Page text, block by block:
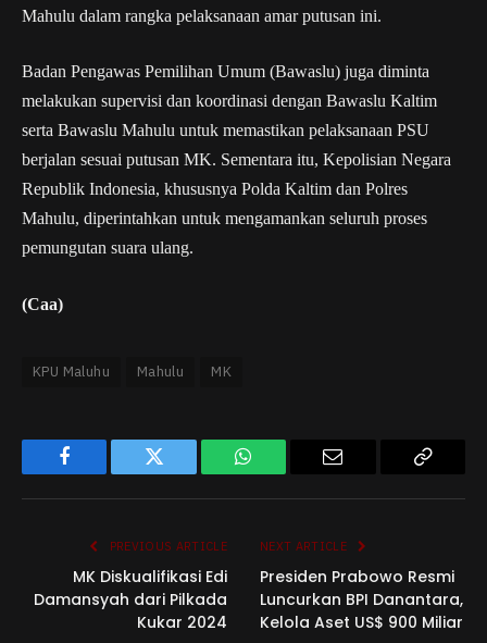
Mahulu dalam rangka pelaksanaan amar putusan ini.
Badan Pengawas Pemilihan Umum (Bawaslu) juga diminta
melakukan supervisi dan koordinasi dengan Bawaslu Kaltim
serta Bawaslu Mahulu untuk memastikan pelaksanaan PSU
berjalan sesuai putusan MK. Sementara itu, Kepolisian Negara
Republik Indonesia, khususnya Polda Kaltim dan Polres
Mahulu, diperintahkan untuk mengamankan seluruh proses
pemungutan suara ulang.
(Caa)
KPU Maluhu Mahulu MK
Facebook Twitter WhatsApp Email
Copy
PREVIOUS ARTICLE
MK Diskualifikasi Edi
Damansyah dari Pilkada
Kukar 2024
NEXT ARTICLE
Presiden Prabowo Resmi
Luncurkan BPI Danantara,
Kelola Aset US$ 900 Miliar